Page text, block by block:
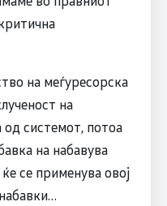
на меѓуресорска
на
системот, потоа
на набавува
се применува овој